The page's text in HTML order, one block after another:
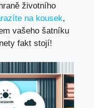
životního
na kousek,
vašeho šatníku
fakt stojí!